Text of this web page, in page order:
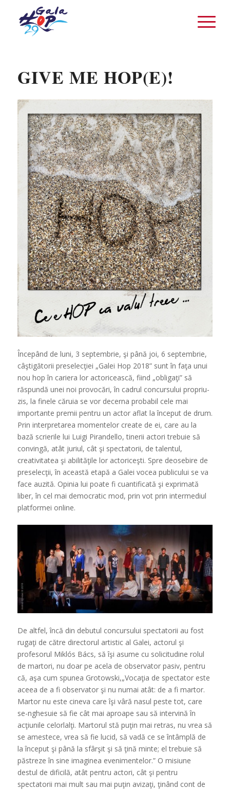
GIVE ME HOP(E)!
Începând de luni, 3 septembrie, şi până joi, 6 septembrie,
câştigătorii preselecţiei „Galei Hop 2018” sunt în faţa unui
nou hop în cariera lor actoricească, fiind „obligaţi” să
răspundă unei noi provocări, în cadrul concursului propriu-
zis, la finele căruia se vor decerna probabil cele mai
importante premii pentru un actor aflat la început de drum.
Prin interpretarea momentelor create de ei, care au la
bază scrierile lui Luigi Pirandello, tinerii actori trebuie să
convingă, atât juriul, cât şi spectatorii, de talentul,
creativitatea şi abilităţile lor actoriceşti. Spre deosebire de
preselecţii, în această etapă a Galei vocea publicului se va
face auzită. Opinia lui poate fi cuantificată şi exprimată
liber, în cel mai democratic mod, prin vot prin intermediul
platformei online.
De altfel, încă din debutul concursului spectatorii au fost
rugaţi de către directorul artistic al Galei, actorul şi
profesorul Miklós Bács, să îşi asume cu solicitudine rolul
de martori, nu doar pe acela de observator pasiv, pentru
că, aşa cum spunea Grotowski,„Vocaţia de spectator este
aceea de a fi observator şi nu numai atât: de a fi martor.
Martor nu este cineva care îşi vâră nasul peste tot, care
se-nghesuie să fie cât mai aproape sau să intervină în
acţiunile celorlalţi. Martorul stă puţin mai retras, nu vrea să
se amestece, vrea să fie lucid, să vadă ce se întâmplă de
la început şi până la sfârşit şi să ţină minte; el trebuie să
păstreze în sine imaginea evenimentelor.” O misiune
destul de dificilă, atât pentru actori, cât şi pentru
spectatorii mai mult sau mai puţin avizaţi, ţinând cont de